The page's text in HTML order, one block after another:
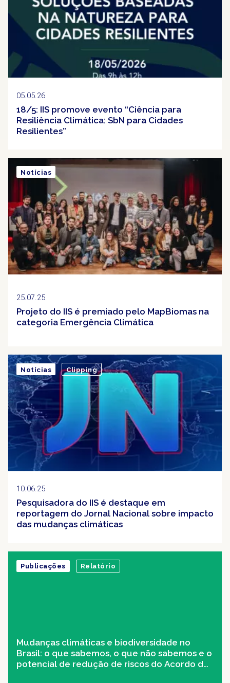
05.05.26
18/5: IIS promove evento “Ciência para
Resiliência Climática: SbN para Cidades
Resilientes”
25.07.25
Projeto do IIS é premiado pelo MapBiomas na
categoria Emergência Climática
Notícias
10.06.25
Pesquisadora do IIS é destaque em
reportagem do Jornal Nacional sobre impacto
das mudanças climáticas
Notícias Clipping
Mudanças climáticas e biodiversidade no
Brasil: o que sabemos, o que não sabemos e o
potencial de redução de riscos do Acordo de
Publicações Relatório